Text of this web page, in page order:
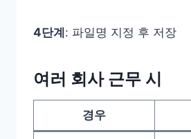
4단계 : 파일명 지정 후 저장
여러 회사 근무 시
경우